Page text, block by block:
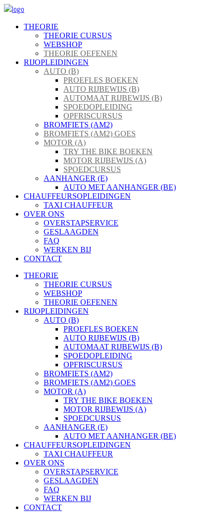
THEORIE
THEORIE CURSUS
WEBSHOP
THEORIE OEFENEN
RIJOPLEIDINGEN
AUTO (B)
PROEFLES BOEKEN
AUTO RIJBEWIJS (B)
AUTOMAAT RIJBEWIJS (B)
SPOEDOPLEIDING
OPFRISCURSUS
BROMFIETS (AM2)
BROMFIETS (AM2) GOES
MOTOR (A)
TRY THE BIKE BOEKEN
MOTOR RIJBEWIJS (A)
SPOEDCURSUS
AANHANGER (E)
AUTO MET AANHANGER (BE)
CHAUFFEURSOPLEIDINGEN
TAXI CHAUFFEUR
OVER ONS
OVERSTAPSERVICE
GESLAAGDEN
FAQ
WERKEN BIJ
CONTACT
THEORIE
THEORIE CURSUS
WEBSHOP
THEORIE OEFENEN
RIJOPLEIDINGEN
AUTO (B)
PROEFLES BOEKEN
AUTO RIJBEWIJS (B)
AUTOMAAT RIJBEWIJS (B)
SPOEDOPLEIDING
OPFRISCURSUS
BROMFIETS (AM2)
BROMFIETS (AM2) GOES
MOTOR (A)
TRY THE BIKE BOEKEN
MOTOR RIJBEWIJS (A)
SPOEDCURSUS
AANHANGER (E)
AUTO MET AANHANGER (BE)
CHAUFFEURSOPLEIDINGEN
TAXI CHAUFFEUR
OVER ONS
OVERSTAPSERVICE
GESLAAGDEN
FAQ
WERKEN BIJ
CONTACT